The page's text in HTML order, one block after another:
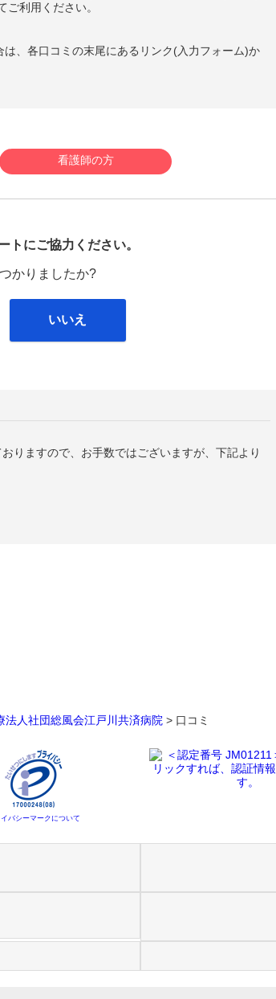
利用ください。
、各口コミの末尾にあるリンク(入力フォーム)か
看護師の方
トにご協力ください。
かりましたか?
いいえ
りますので、お手数ではございますが、下記より
法人社団総風会江戸川共済病院 > 口コミ
バシーマークについて